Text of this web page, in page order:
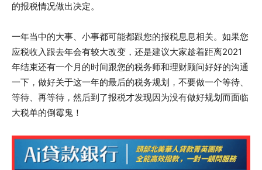
的报税情况做出决定。
一年当中的大事、小事都可能都跟您的报税息息相关。如果您
应税收入跟去年会有较大改变，还是建议大家趁着距离2021
年结束还有一个月的时间跟您的税务师和理财顾问好好的沟通
一下，做好关于这一年的最后的税务规划，不要做一个等待、
等待、再等待，然后到了报税才发现因为没有做好规划而面临
大税单的倒霉鬼！